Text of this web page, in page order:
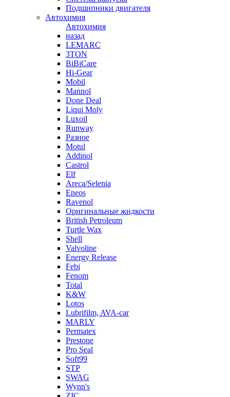
Подшипники двигателя
Автохимия
Автохимия
назад
LEMARC
3TON
BiBiCare
Hi-Gear
Mobil
Mannol
Done Deal
Liqui Moly
Luxoil
Runway
Разное
Motul
Addinol
Castrol
Elf
Areca/Selenia
Eneos
Ravenol
Оригинальные жидкости
British Petroleum
Turtle Wax
Shell
Valvoline
Energy Release
Febi
Fenom
Total
K&W
Lotos
Lubrifilm, AVA-car
MARLY
Permatex
Prestone
Pro Seal
Soft99
STP
SWAG
Wynn's